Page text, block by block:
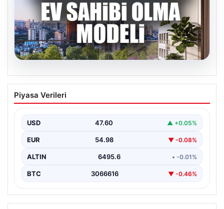
05.08.2026
DAP Yapı’dan bir ilk! Emlak Konut
güvencesi Dap vizyonuyla kendi
Piyasa Verileri
USD 47.60 ▲ +0.05%
EUR 54.98 ▼ -0.08%
ALTIN 6495.6 • -0.01%
BTC 3066616 ▼ -0.46%